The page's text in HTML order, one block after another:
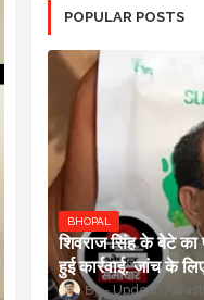
POPULAR POSTS
BHOPAL
शिवराज सिंह के बेटे का
हुई कार्रवाई, जांच के
Updesh